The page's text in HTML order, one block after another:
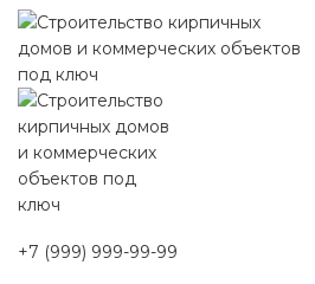
+7 (999) 999-99-99